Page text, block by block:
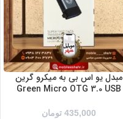
مبدل یو اس بی به میکرو گرین
Green Micro OTG 3.0 USB
435,000 تومان